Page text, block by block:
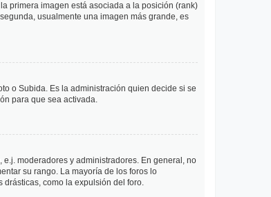
primera imagen está asociada a la posición (rank)
usualmente una imagen más grande, es
o Subida. Es la administración quien decide si se
para que sea activada.
moderadores y administradores. En general, no
su rango. La mayoría de los foros lo
drásticas, como la expulsión del foro.